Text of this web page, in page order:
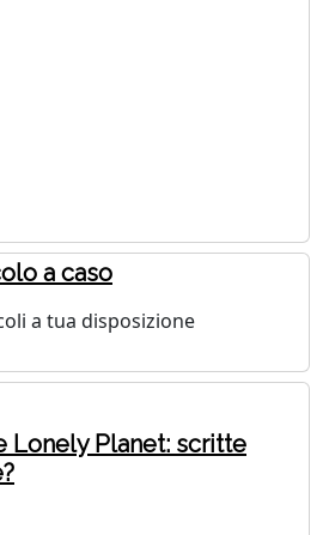
a caso
a tua disposizione
Lonely Planet: scritte